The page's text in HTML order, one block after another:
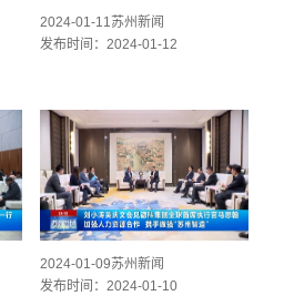
2024-01-11苏州新闻
发布时间：2024-01-12
2024-01-09苏州新闻
发布时间：2024-01-10